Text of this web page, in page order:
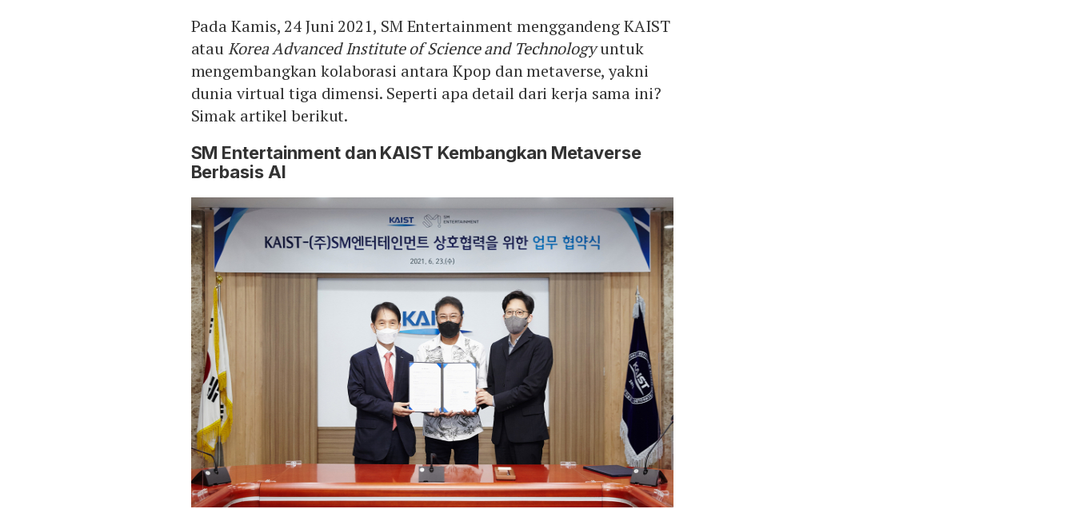
Pada Kamis, 24 Juni 2021, SM Entertainment menggandeng KAIST
atauKorea Advanced Institute of Science and Technologyuntuk
mengembangkan kolaborasi antara Kpop dan metaverse, yakni
dunia virtual tiga dimensi. Seperti apa detail dari kerja sama ini?
Simak artikel berikut.
SM Entertainment dan KAIST Kembangkan Metaverse
Berbasis AI